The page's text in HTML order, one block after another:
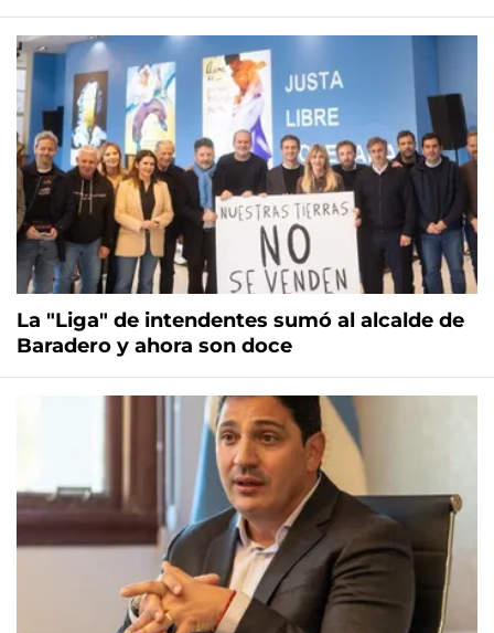
La "Liga" de intendentes sumó al alcalde de
Baradero y ahora son doce